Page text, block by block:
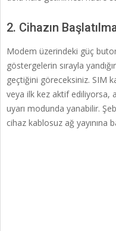
2. Cihazın
Modem üzerindeki güç
göstergelerin sırayla
geçtiğini göreceksiniz. SIM
veya ilk kez aktif ediliyorsa,
uyarı modunda yanabilir.
cihaz kablosuz ağ yayınına